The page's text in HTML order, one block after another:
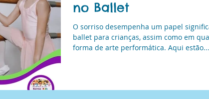
Natural
no Ballet
O sorriso desempenha um papel
ballet para crianças, assim como em
forma de arte performática. Aqui estão...